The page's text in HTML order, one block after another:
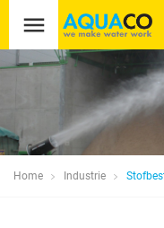
Home Industrie